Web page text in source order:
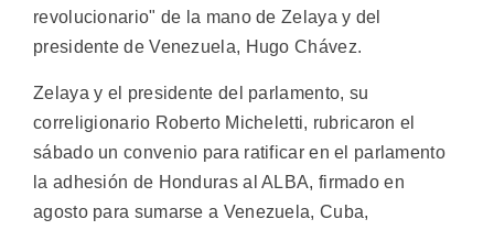
revolucionario" de la mano de Zelaya y del
presidente de Venezuela, Hugo Chávez.
Zelaya y el presidente del parlamento, su
correligionario Roberto Micheletti, rubricaron el
sábado un convenio para ratificar en el parlamento
la adhesión de Honduras al ALBA, firmado en
agosto para sumarse a Venezuela, Cuba,